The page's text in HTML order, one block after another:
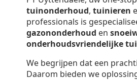
tuinonderhoud, tuinieren
professionals is
gazononderhoud en
onderhoudsvriendelijke
We begrijpen dat een
Daarom bieden we